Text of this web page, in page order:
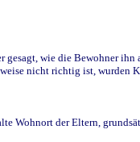
wie die Bewohner ihn
nicht richtig ist, wurden
Wohnort der Eltern,